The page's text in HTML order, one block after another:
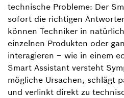
technische Probleme: Der
sofort die richtigen
können Techniker in
einzelnen Produkten oder
interagieren – wie in einem
Smart Assistant versteht
mögliche Ursachen, schlägt
und verlinkt direkt zu